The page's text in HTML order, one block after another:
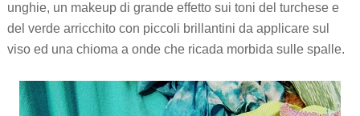
unghie, un makeup di grande effetto sui toni del turchese e
del verde arricchito con piccoli brillantini da applicare sul
viso ed una chioma a onde che ricada morbida sulle spalle.